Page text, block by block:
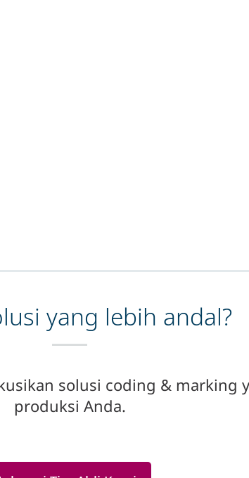
yang lebih andal?
solusi coding & marking
produksi Anda.